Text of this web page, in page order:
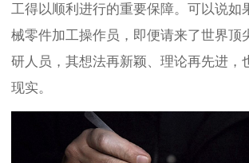
工得以顺利进行的重要保障。可以说如
械零件加工操作员，即便请来了世界顶
研人员，其想法再新颖、理论再先进，
现实。